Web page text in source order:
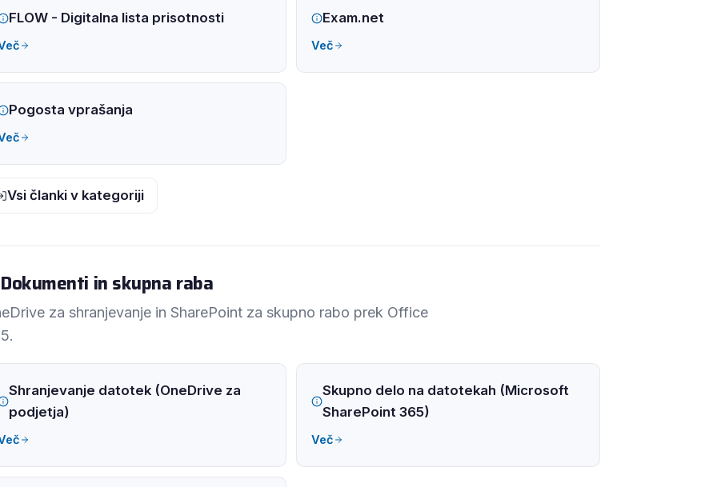
FLOW - Digitalna lista prisotnosti Exam.net
Več
Pogosta vprašanja
Vsi članki v kategoriji
Dokumenti in skupna raba
za shranjevanje in SharePoint za skupno rabo prek Office
Shranjevanje datotek (OneDrive za
podjetja)
Skupno delo na datotekah (Microsoft
SharePoint 365)
Več